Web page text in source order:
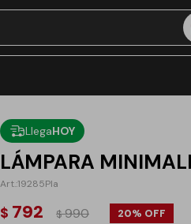
LlegaHOY
LÁMPARA
19285Pla
$ 792 $990 20